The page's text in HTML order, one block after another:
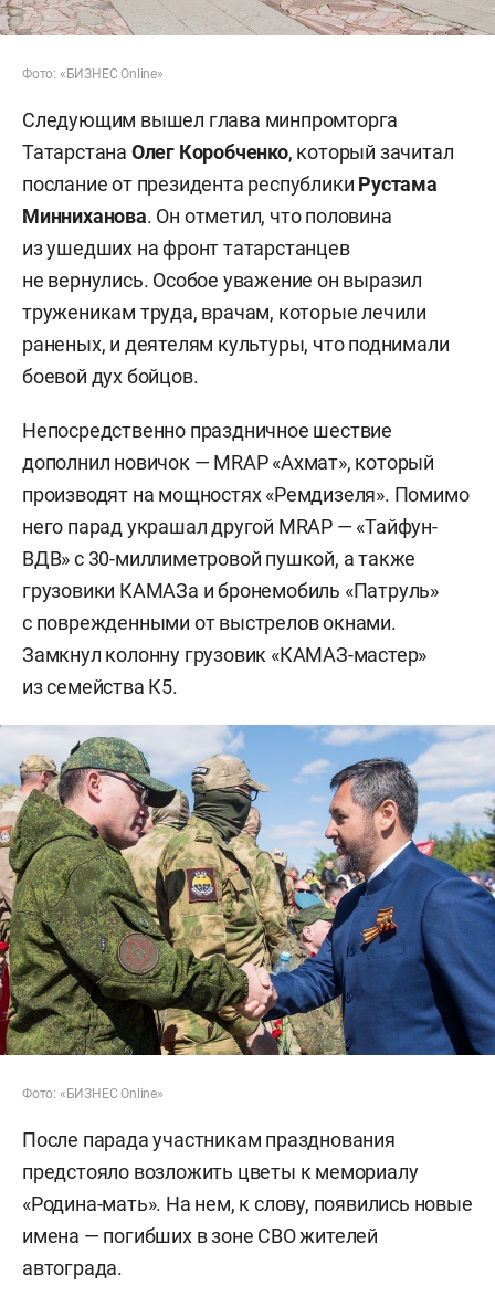
Фото: «БИЗНЕС Online»
Следующим вышел глава минпромторга
Татарстана Олег Коробченко, который зачитал
послание от президента республики Рустама
Минниханова. Он отметил, что половина
из ушедших на фронт татарстанцев
не вернулись. Особое уважение он выразил
труженикам труда, врачам, которые лечили
раненых, и деятелям культуры, что поднимали
боевой дух бойцов.
Непосредственно праздничное шествие
дополнил новичок — MRAP «Ахмат», который
производят на мощностях «Ремдизеля». Помимо
него парад украшал другой MRAP — «Тайфун-
ВДВ» с 30-миллиметровой пушкой, а также
грузовики КАМАЗа и бронемобиль «Патруль»
с поврежденными от выстрелов окнами.
Замкнул колонну грузовик «КАМАЗ-мастер»
из семейства К5.
Фото: «БИЗНЕС Online»
После парада участникам празднования
предстояло возложить цветы к мемориалу
«Родина-мать». На нем, к слову, появились новые
имена — погибших в зоне СВО жителей
автограда.